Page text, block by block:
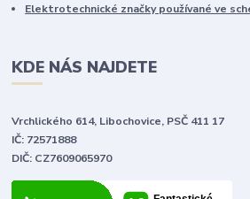
Elektrotechnické značky používané ve
KDE NÁS NAJDETE
Vrchlického 614, Libochovice, PSČ 411 17
IČ: 72571888
DIČ: CZ7609065970